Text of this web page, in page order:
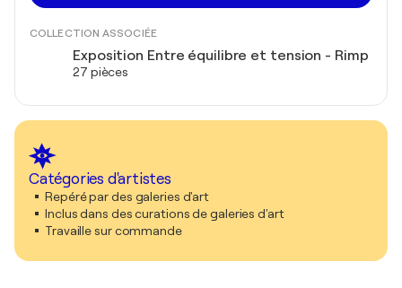
COLLECTION ASSOCIÉE
Exposition Entre équilibre et tension - Rimp
27 pièces
Catégories d'artistes
Repéré par des galeries d'art
Inclus dans des curations de galeries d'art
Travaille sur commande